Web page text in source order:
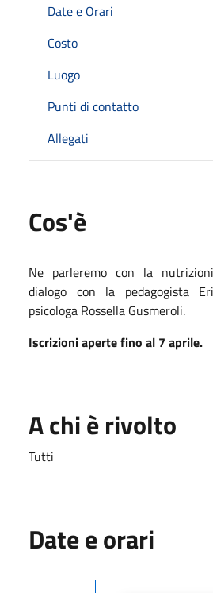
Date e Orari
Costo
Luogo
Punti di contatto
Allegati
Cos'è
Ne parleremo con la
dialogo con la pedagogista
psicologa Rossella Gusmeroli.
Iscrizioni aperte fino al 7 aprile.
A chi è rivolto
Tutti
Date e orari